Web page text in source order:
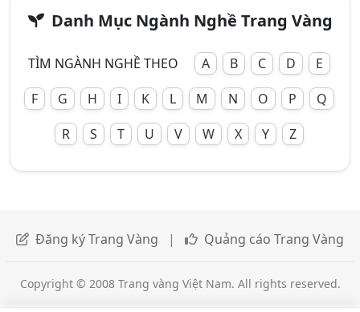
Danh Mục Ngành Nghề Trang Vàng
TÌM NGÀNH NGHỀ THEO A B C D
E
F
G H I K L M N O P
Q
R
S T U V W X Y Z
Đăng ký Trang Vàng | Quảng cáo Trang Vàng
Copyright © 2008 Trang vàng Việt Nam. All rights reserved.